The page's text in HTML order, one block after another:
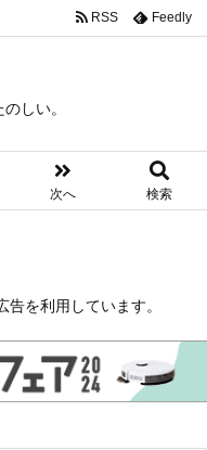
しい。
次へ 検索
RSS Feedly
を利用しています。